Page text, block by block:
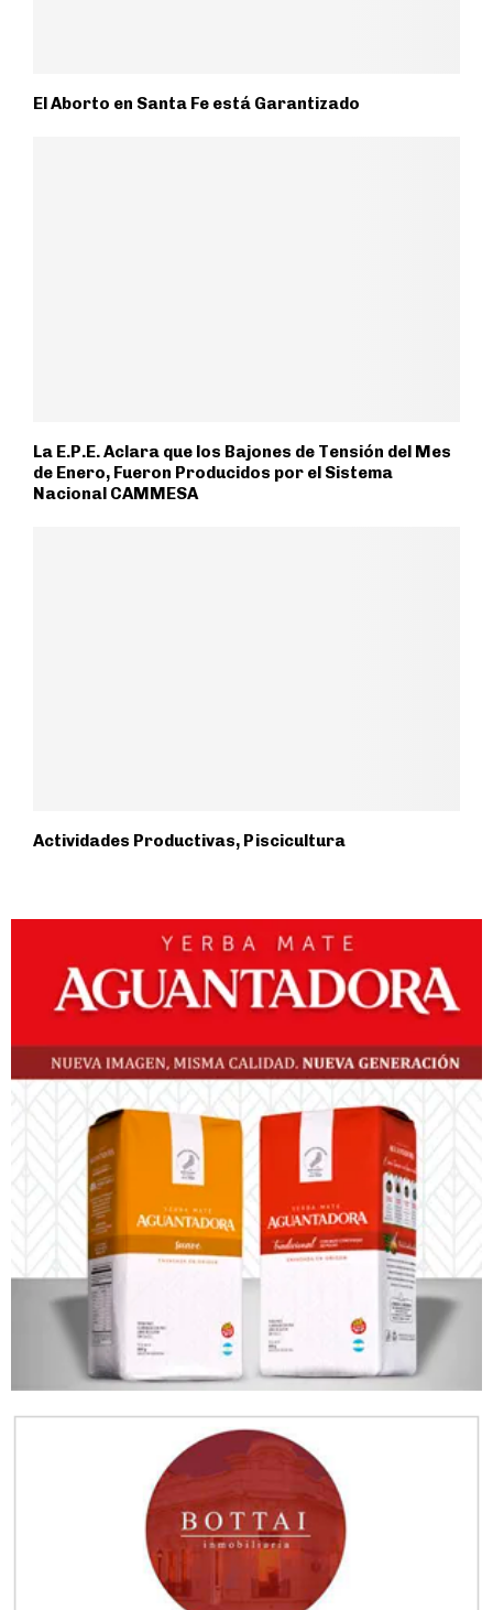
El Aborto en Santa Fe está Garantizado
La E.P.E. Aclara que los Bajones de Tensión del Mes
de Enero, Fueron Producidos por el Sistema
Nacional CAMMESA
Actividades Productivas, Piscicultura